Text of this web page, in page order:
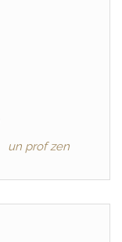
un prof zen